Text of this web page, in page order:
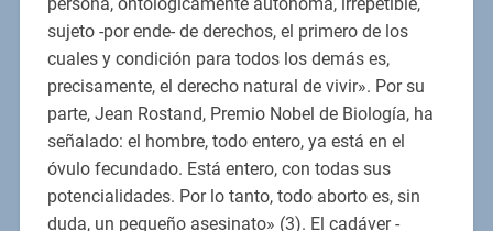
sujeto -por ende- de derechos, el primero de los
cuales y condición para todos los demás es,
precisamente, el derecho natural de vivir». Por su
parte, Jean Rostand, Premio Nobel de Biología, ha
señalado: el hombre, todo entero, ya está en el
óvulo fecundado. Está entero, con todas sus
potencialidades. Por lo tanto, todo aborto es, sin
duda, un pequeño asesinato» (3). El cadáver -